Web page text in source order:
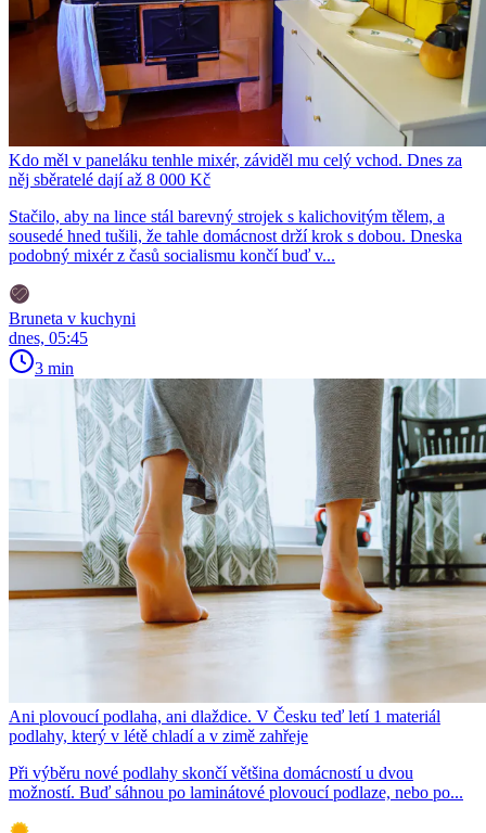
Kdo měl v paneláku tenhle mixér, záviděl mu celý vchod. Dnes za
něj sběratelé dají až 8 000 Kč
Stačilo, aby na lince stál barevný strojek s kalichovitým tělem, a
sousedé hned tušili, že tahle domácnost drží krok s dobou. Dneska
podobný mixér z časů socialismu končí buď v...
Bruneta v kuchyni
dnes, 05:45
3 min
Ani plovoucí podlaha, ani dlaždice. V Česku teď letí 1 materiál
podlahy, který v létě chladí a v zimě zahřeje
Při výběru nové podlahy skončí většina domácností u dvou
možností. Buď sáhnou po laminátové plovoucí podlaze, nebo po...